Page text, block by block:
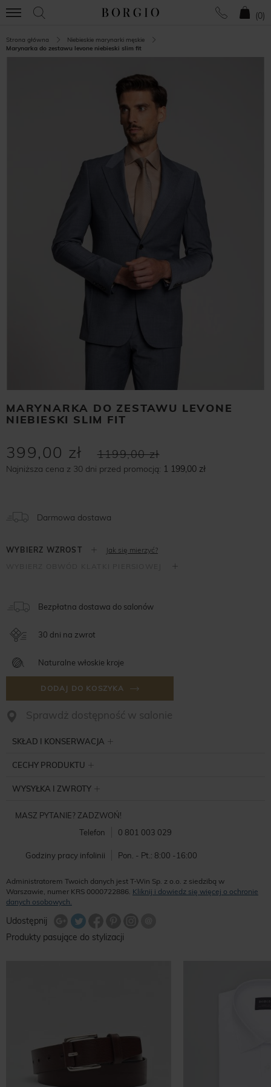
(0)
Strona główna
Niebieskie marynarki męskie
Marynarka do zestawu levone niebieski slim fit
MARYNARKA DO ZESTAWU LEVONE
NIEBIESKI SLIM FIT
1199,00 zł
399,00 zł
Najniższa cena z 30 dni przed promocją: 1 199,00 zł
Darmowa dostawa
Jak się mierzyć?
Bezpłatna dostawa do salonów
30 dni na zwrot
Naturalne włoskie kroje
DODAJ DO KOSZYKA
Sprawdż dostępność w salonie
SKŁAD I KONSERWACJA
CECHY PRODUKTU
WYSYŁKA I ZWROTY
MASZ PYTANIE? ZADZWOŃ!
Telefon
0 801 003 029
Godziny pracy infolinii Pon. - Pt.: 8:00 -16:00
Administratorem Twoich danych jest T-Win Sp. z o.o. z siedzibą w
Warszawie, numer KRS 0000722886. Kliknij i dowiedz się więcej o ochronie
danych osobowych.
Udostępnij
Share FacebookUdostępnij na Google+
Udostępnij na Google+
Produkty pasujące do stylizacji